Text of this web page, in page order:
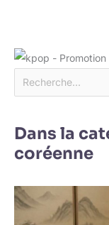
Dans la
coréenne